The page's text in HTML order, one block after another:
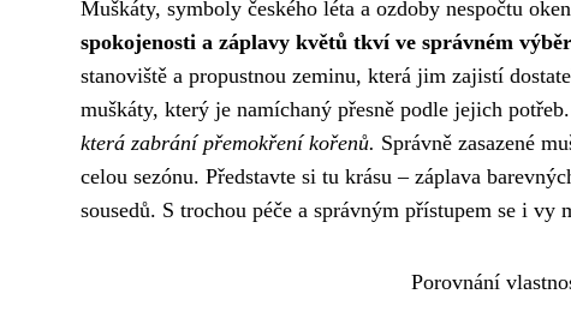
Muškáty, symboly českého léta a ozdoby nespočtu
spokojenosti a záplavy květů tkví ve správném
stanoviště a propustnou zeminu, která jim zajistí
muškáty, který je namíchaný přesně podle jejich potřeb.
která zabrání přemokření kořenů. Správně zasazené
celou sezónu. Představte si tu krásu – záplava
sousedů. S trochou péče a správným přístupem se i vy
Porovnání